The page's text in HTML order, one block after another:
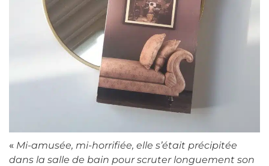
« Mi-amusée, mi-horrifiée, elle s’était précipitée
dans la salle de bain pour scruter longuement son